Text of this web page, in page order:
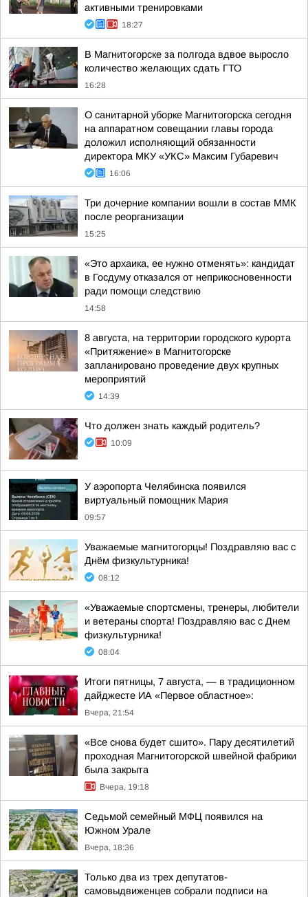
активными тренировками
18:27
В Магнитогорске за полгода вдвое выросло
количество желающих сдать ГТО
16:28
О санитарной уборке Магнитогорска сегодня
на аппаратном совещании главы города
доложил исполняющий обязанности
директора МКУ «УКС» Максим Губаревич
16:06
Три дочерние компании вошли в состав ММК
после реорганизации
15:25
«Это архаика, ее нужно отменять»: кандидат
в Госдуму отказался от неприкосновенности
ради помощи следствию
14:58
8 августа, на территории городского курорта
«Притяжение» в Магнитогорске
запланировано проведение двух крупных
мероприятий
14:39
Что должен знать каждый родитель?
10:09
У аэропорта Челябинска появился
виртуальный помощник Мария
09:57
Уважаемые магнитогорцы! Поздравляю вас с
Днём физкультурника!
08:12
«Уважаемые спортсмены, тренеры, любители
и ветераны спорта! Поздравляю вас с Днем
физкультурника!
08:04
Итоги пятницы, 7 августа, — в традиционном
дайджесте ИА «Первое областное»:
Вчера, 21:54
«Все снова будет сшито». Пару десятилетий
проходная Магнитогорской швейной фабрики
была закрыта
Вчера, 19:18
Седьмой семейный МФЦ появился на
Южном Урале
Вчера, 18:36
Только два из трех депутатов-
самовыдвиженцев собрали подписи на